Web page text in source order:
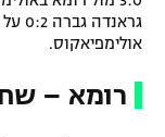
תנאי שימוש
מדיניות פרטיות
אומנויות לחימה
גיימינג E-Sports
אולימפיאקוס.
רומא –